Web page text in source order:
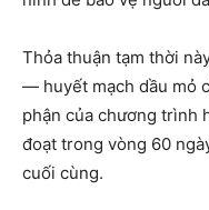
Thỏa thuận tạm thời
— huyết mạch dầu mỏ
phận của chương trình
đoạt trong vòng 60
cuối cùng.